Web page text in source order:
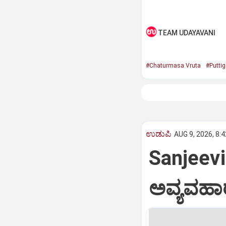
TEAM UDAYAVANI
#Chaturmasa Vruta
ಉಡುಪಿ AUG 9, 2026,